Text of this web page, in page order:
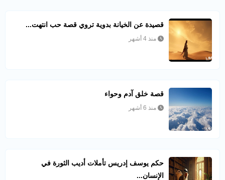
قصيدة عن الخيانة بدوية تروي قصة حب انتهت...
منذ 4 أشهر
قصة خلق آدم وحواء
منذ 6 أشهر
حكم يوسف إدريس تأملات أديب الثورة في
الإنسان...